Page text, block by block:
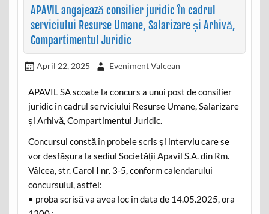
APAVIL angajează consilier juridic în cadrul
serviciului Resurse Umane, Salarizare și Arhivă,
Compartimentul Juridic
April 22, 2025 Eveniment Valcean
APAVIL SA scoate la concurs a unui post de consilier
juridic în cadrul serviciului Resurse Umane, Salarizare
și Arhivă, Compartimentul Juridic.
Concursul constă în probele scris şi interviu care se
vor desfășura la sediul Societății Apavil S.A. din Rm.
Vâlcea, str. Carol I nr. 3-5, conform calendarului
concursului, astfel:
• proba scrisă va avea loc în data de 14.05.2025, ora